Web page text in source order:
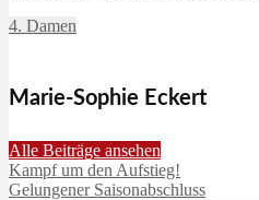
4. Damen
Marie-Sophie Eckert
Alle Beiträge ansehen
Kampf um den Aufstieg!
Gelungener Saisonabschluss